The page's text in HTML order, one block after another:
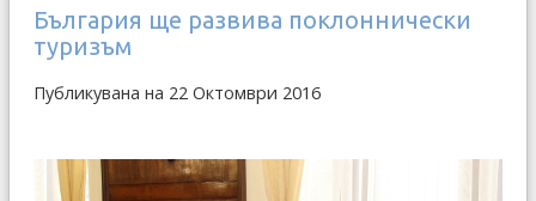
България ще развива поклоннически
туризъм
Публикувана на 22 Октомври 2016